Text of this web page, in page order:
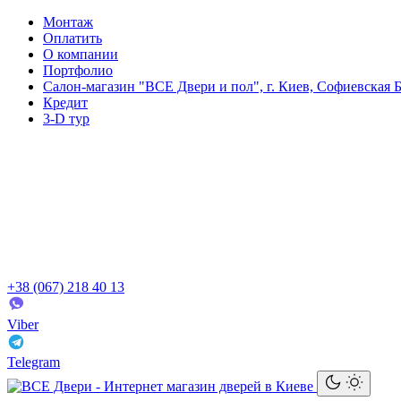
Монтаж
Оплатить
О компании
Портфолио
Салон-магазин "ВСЕ Двери и пол", г. Киев, Софиевская
Кредит
3-D тур
+38 (067) 218 40 13
Viber
Telegram